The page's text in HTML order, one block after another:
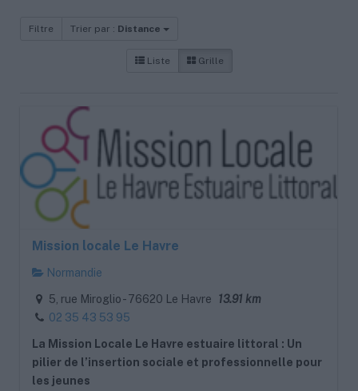
Filtre Trier par : Distance
Liste Grille
Mission locale Le Havre
Normandie
5, rue Miroglio - 76620 Le Havre
13.91 km
02 35 43 53 95
La Mission Locale Le Havre estuaire littoral : Un
pilier de l’insertion sociale et professionnelle pour
les jeunes